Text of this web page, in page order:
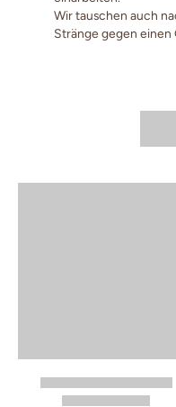
Wir tauschen auch
Stränge gegen einen